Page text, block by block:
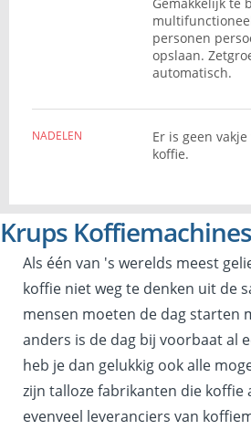
personen
opslaan.
automatisch.
NADELEN
Er is geen
koffie.
Krups Koffiemachines
Als één van 's werelds meest
koffie niet weg te denken uit de
mensen moeten de dag starten
anders is de dag bij voorbaat al
heb je dan gelukkig ook alle
zijn talloze fabrikanten die koffie
evenveel leveranciers van